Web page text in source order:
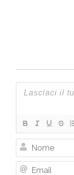
Nome